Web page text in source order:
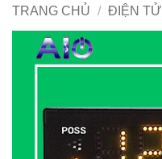
TRANG CHỦ / ĐIỆN TỬ